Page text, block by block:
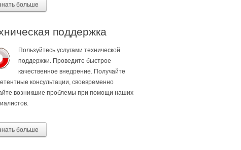
больше
поддержка
Пользуйтесь услугами технической
поддержки. Проведите быстрое
качественное внедрение. Получайте
консультации, своевременно
возникшие проблемы при помощи наших
больше